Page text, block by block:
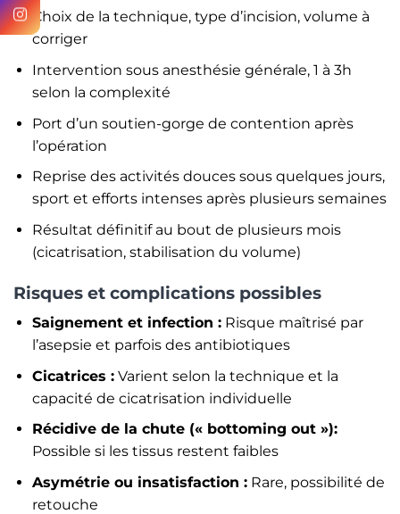
Choix de la technique, type d’incision, volume à
corriger
Intervention sous anesthésie générale, 1 à 3h
selon la complexité
Port d’un soutien-gorge de contention après
l’opération
Reprise des activités douces sous quelques jours,
sport et efforts intenses après plusieurs semaines
Résultat définitif au bout de plusieurs mois
(cicatrisation, stabilisation du volume)
Risques et complications possibles
Saignement et infection :Risque maîtrisé par
l’asepsie et parfois des antibiotiques
Cicatrices :Varient selon la technique et la
capacité de cicatrisation individuelle
Récidive de la chute (« bottoming out »):
Possible si les tissus restent faibles
Asymétrie ou insatisfaction :Rare, possibilité de
retouche